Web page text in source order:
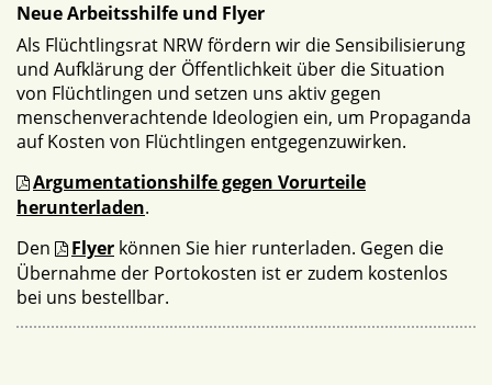
Neue Arbeitsshilfe und Flyer
Als Flüchtlingsrat NRW fördern wir die Sensibilisierung
und Aufklärung der Öffentlichkeit über die Situation
von Flüchtlingen und setzen uns aktiv gegen
menschenverachtende Ideologien ein, um Propaganda
auf Kosten von Flüchtlingen entgegenzuwirken.
Argumentationshilfe gegen Vorurteile
herunterladen.
Den
Flyer können Sie hier runterladen. Gegen die
Übernahme der Portokosten ist er zudem kostenlos
bei uns bestellbar.